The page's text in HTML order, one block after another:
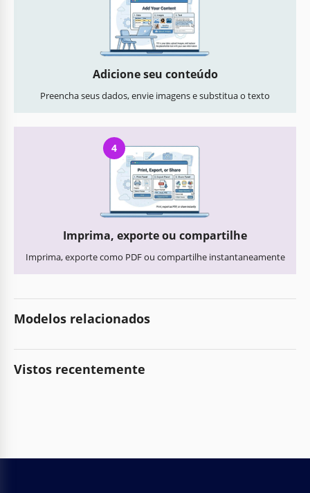
Adicione seu conteúdo
Preencha seus dados, envie imagens e substitua o texto
4
Imprima, exporte ou compartilhe
Imprima, exporte como PDF ou compartilhe instantaneamente
Modelos relacionados
Vistos recentemente